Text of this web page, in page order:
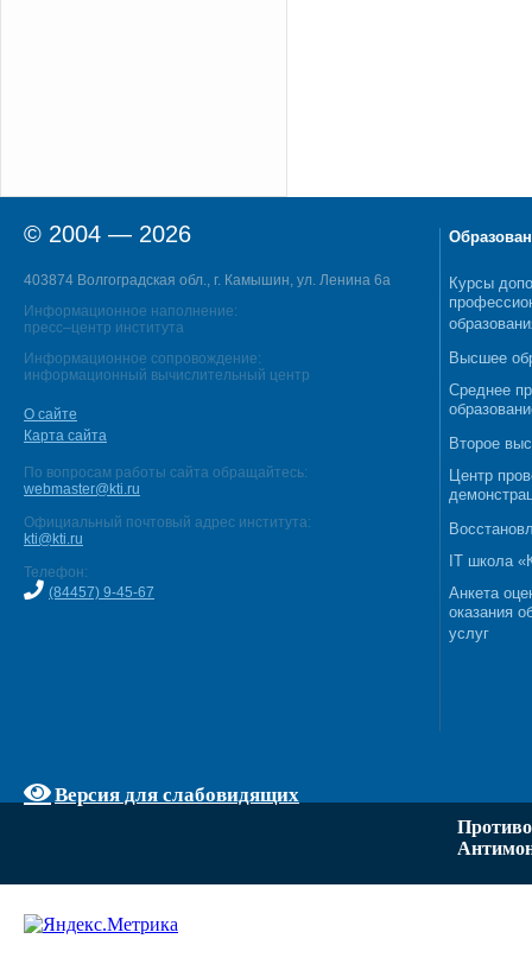
© 2004 — 2026
403874 Волгоградская обл., г. Камышин, ул. Ленина 6а
Информационное наполнение:
пресс–центр института
Информационное сопровождение:
информационный вычислительный центр
О сайте
Карта сайта
По вопросам работы сайта обращайтесь:
webmaster@kti.ru
Официальный почтовый адрес института:
kti@kti.ru
Телефон:
(84457) 9-45-67
Версия для слабовидящих
Курсы
Высшее
Среднее
Второе
Центр
IT школа
Анкета
оказания
услуг